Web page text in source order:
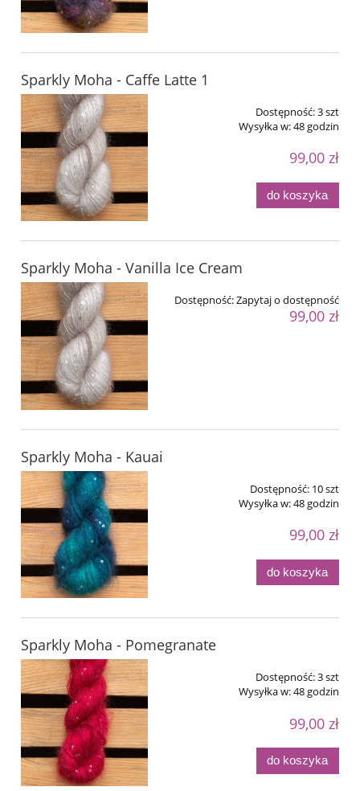
Sparkly Moha - Caffe Latte 1
Dostępność:3 szt
Wysyłka w:48 godzin
99,00 zł
do koszyka
Sparkly Moha - Vanilla Ice Cream
Dostępność:Zapytaj o dostępność
99,00 zł
Sparkly Moha - Kauai
Dostępność: 10 szt
Wysyłka w:48 godzin
99,00 zł
do koszyka
Sparkly Moha - Pomegranate
Dostępność:3 szt
Wysyłka w:48 godzin
99,00 zł
do koszyka